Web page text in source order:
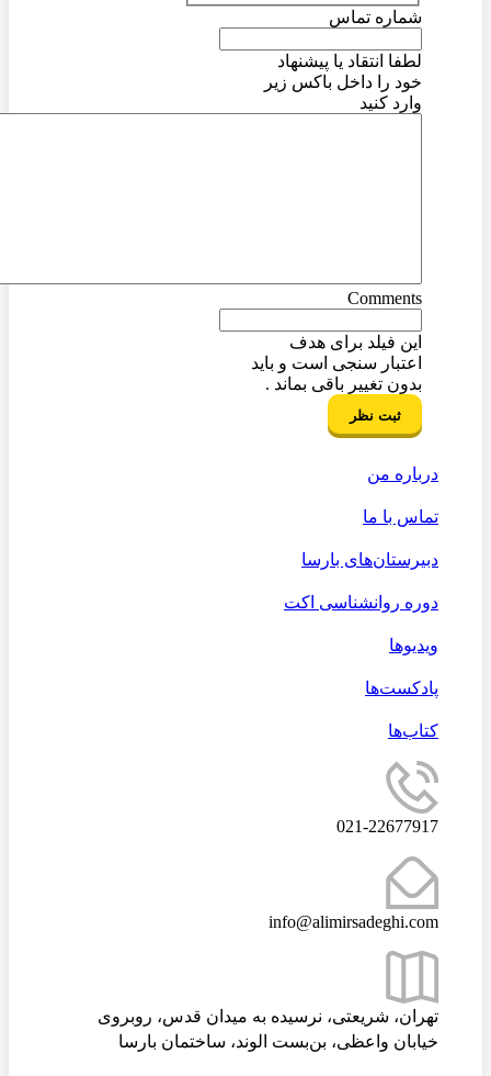
شماره تماس
لطفا انتقاد یا پیشنهاد
خود را داخل باکس زیر
وارد کنید
Comments
این فیلد برای هدف
اعتبار سنجی است و باید
بدون تغییر باقی بماند .
درباره من
تماس با ما
دبیرستان‌های بارسا
دوره روانشناسی اکت
ویدیوها
پادکست‌ها
کتاب‌ها
021-22677917
info@alimirsadeghi.com
تهران، شریعتی، نرسیده به میدان قدس، روبروی
خیابان واعظی، بن‌بست الوند، ساختمان بارسا